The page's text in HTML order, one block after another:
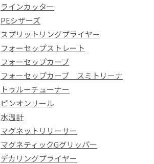
ラインカッター
PEシザーズ
スプリットリングプライヤー
フォーセップストレート
フォーセップカーブ
フォーセップカーブ スミトリーナ
トゥルーチューナー
ピンオンリール
水温計
マグネットリリーサー
マグネティックGグリッパー
デカリングプライヤー